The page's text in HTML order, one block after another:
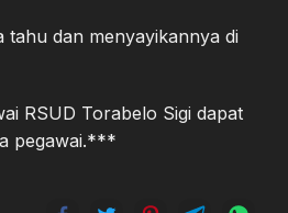
tahu dan menyayikannya di
RSUD Torabelo Sigi dapat
pegawai.***